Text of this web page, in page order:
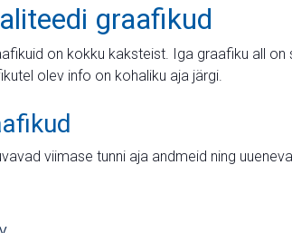
graafikud
on kokku kaksteist. Iga graafiku all
olev info on kohaliku aja järgi.
viimase tunni aja andmeid ning